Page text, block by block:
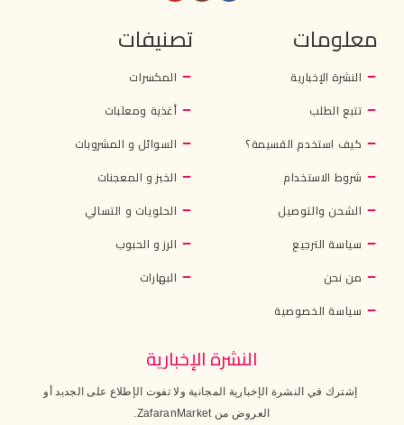
معلومات
النشرة الإخبارية
تتبع الطلب
كيف استخدم القسيمة؟
شروط الاستخدام
الشحن والتوصيل
سياسة الترجيع
من نحن
سياسة الخصوصية
تصنيفات
المكسرات
أغذية ومعلبات
السوائل و المشروبات
الخبز و المعجنات
الحلويات و التسالي
الرز و الحبوب
البهارات
النشرة الإخبارية
إشترك في النشرة الإخبارية المجانية ولا تفوت الإطلاع على الجديد أو
العروض من ZafaranMarket.